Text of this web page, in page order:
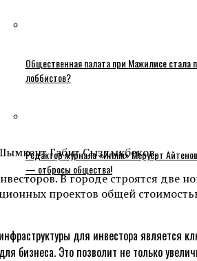
Общественная палата при Мажилисе стала
лоббистов?
Редактор журнала «Игілік» Меруерт
— отбросы общества!
Габит Сыздыкбеков.
В городе строятся две
проектов общей
для инвестора является
бизнеса. Это позволит не только